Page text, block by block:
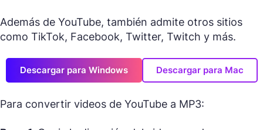
Además de YouTube, también admite otros sitios
como TikTok, Facebook, Twitter, Twitch y más.
Descargar para Windows Descargar para Mac
Para convertir videos de YouTube a MP3: